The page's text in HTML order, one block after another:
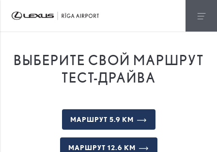
ВЫБЕРИТЕ СВОЙ МАРШРУТ
ТЕСТ-ДРАЙВА
МАРШРУТ 5.9 КМ
МАРШРУТ 12.6 КМ